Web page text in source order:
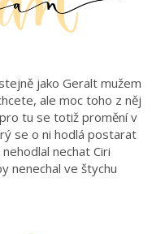
jako Geralt mužem
ale moc toho z něj
tu se totiž promění v
se o ni hodlá postarat
nechat Ciri
nenechal ve štychu